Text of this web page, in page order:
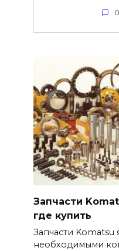
0
Запчасти
где купить
Запчасти Komatsu
необходимыми